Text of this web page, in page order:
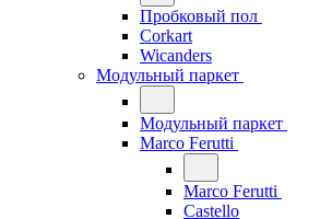
Пробковый пол
Corkart
Wicanders
Модульный паркет
Модульный паркет
Marco Ferutti
Marco Ferutti
Castello